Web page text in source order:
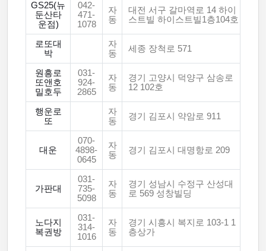
GS25(뉴
둔산타
운점)
042-
471-
1078
자
동
대전 서구 갈마역로 14 하이
스트빌 하이스트빌1층104호
로또대
박
자
동
세종 장척로 571
원흥로
또앤호
밀호두
031-
924-
2865
자
동
경기 고양시 덕양구 삼송로
12 102호
행운로
또
자
동
경기 김포시 약암로 911
대운
070-
4898-
0645
자
동
경기 김포시 대명항로 209
가판대
031-
735-
5098
자
동
경기 성남시 수정구 산성대
로 569 성창빌딩
노다지
복권방
031-
314-
1016
자
동
경기 시흥시 복지로 103-1 1
층상가